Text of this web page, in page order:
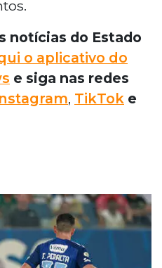
notícias do Estado
o aplicativo do
e siga nas redes
, TikTok e